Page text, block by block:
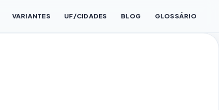
VARIANTES UF/CIDADES BLOG GLOSSÁRIO